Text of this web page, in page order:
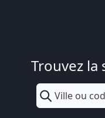
Trouvez